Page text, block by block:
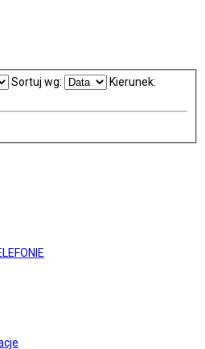
Sortuj wg: Kierunek: